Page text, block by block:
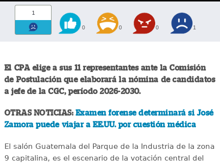
1
0 0 0 1
El CPA elige a sus 11 representantes ante la Comisión
de Postulación que elaborará la nómina de candidatos
a jefe de la CGC, período 2026-2030.
OTRAS NOTICIAS: Examen forense determinará si José
Zamora puede viajar a EE.UU. por cuestión médica
El salón Guatemala del Parque de la Industria de la zona
9 capitalina, es el escenario de la votación central del